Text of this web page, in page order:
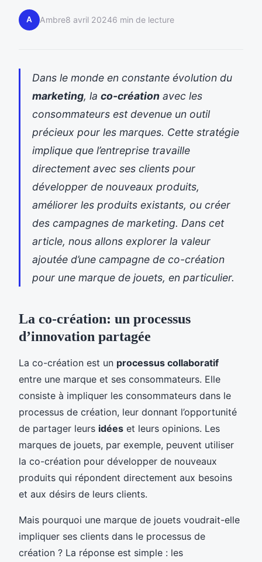
A Ambre8 avril 20246 min de lecture
Dans le monde en constante évolution du
marketing, la co-création avec les
consommateurs est devenue un outil
précieux pour les marques. Cette stratégie
implique que l’entreprise travaille
directement avec ses clients pour
développer de nouveaux produits,
améliorer les produits existants, ou créer
des campagnes de marketing. Dans cet
article, nous allons explorer la valeur
ajoutée d’une campagne de co-création
pour une marque de jouets, en particulier.
La co-création: un processus
d’innovation partagée
La co-création est un processus collaboratif
entre une marque et ses consommateurs. Elle
consiste à impliquer les consommateurs dans le
processus de création, leur donnant l’opportunité
de partager leurs idées et leurs opinions. Les
marques de jouets, par exemple, peuvent utiliser
la co-création pour développer de nouveaux
produits qui répondent directement aux besoins
et aux désirs de leurs clients.
Mais pourquoi une marque de jouets voudrait-elle
impliquer ses clients dans le processus de
création ? La réponse est simple : les